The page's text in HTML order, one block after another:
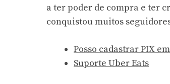
a ter poder de compra e ter
conquistou muitos
Posso cadastrar PIX
Suporte Uber Eats